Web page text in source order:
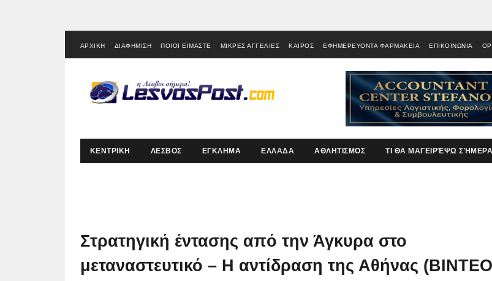
ΑΡΧΙΚΗ ΔΙΑΦΗΜΙΣΗ ΠΟΙΟΙ ΕΙΜΑΣΤΕ ΜΙΚΡΕΣ ΑΓΓΕΛΙΕΣ ΚΑΙΡΟΣ ΕΦΗΜΕΡΕΥΟΝΤΑ ΦΑΡΜΑΚΕΙΑ ΕΠΙΚΟΙΝΩΝΙΑ
ΚΕΝΤΡΙΚΗ ΛΕΣΒΟΣ ΕΓΚΛΗΜΑ ΕΛΛΑΔΑ ΑΘΛΗΤΙΣΜΟΣ ΤΙ ΘΑ ΜΑΓΕΙΡΈΨΩ ΣΉΜΕΡΑ
Στρατηγική έντασης από την Άγκυρα στο
μεταναστευτικό – Η αντίδραση της Αθήνας